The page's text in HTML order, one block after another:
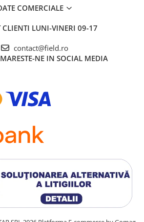
COMERCIALE
CLIENTI LUNI-VINERI 09-17
contact@field.ro
NE IN SOCIAL MEDIA